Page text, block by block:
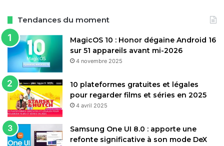
Tendances du moment
MagicOS 10 : Honor dégaine Android 16
sur 51 appareils avant mi-2026
4 novembre 2025
10 plateformes gratuites et légales
pour regarder films et séries en 2025
4 avril 2025
Samsung One UI 8.0 : apporte une
refonte significative à son mode DeX